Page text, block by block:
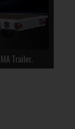
Trailer.